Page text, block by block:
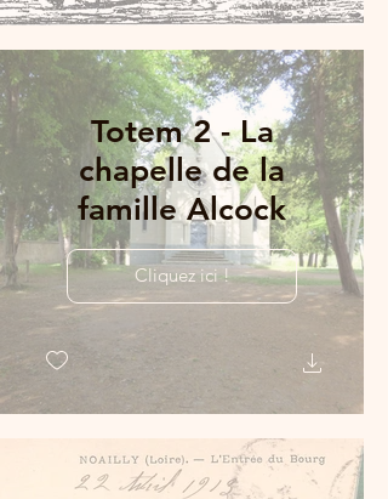
Totem 2 - La
chapelle de la
famille Alcock
Cliquez ici !